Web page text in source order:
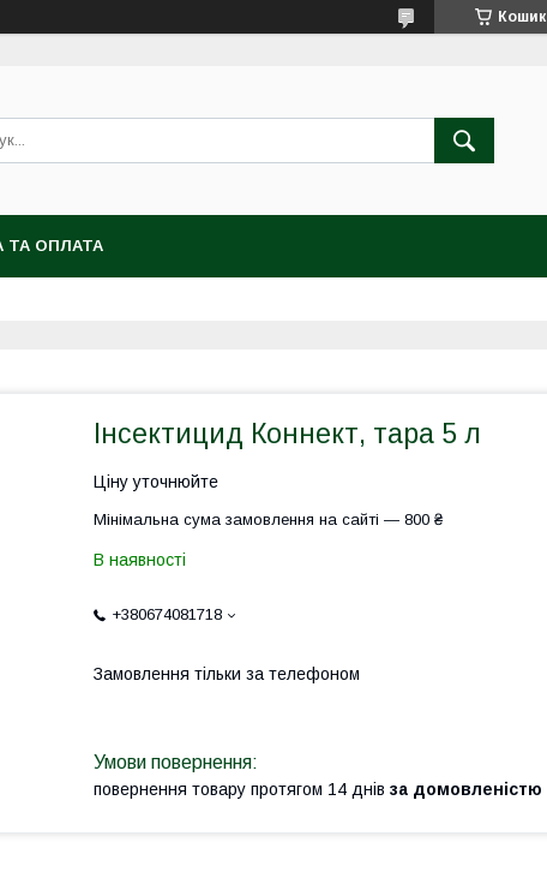
Кошик
ТА ОПЛАТА
Інсектицид Коннект, тара 5 л
Ціну уточнюйте
Мінімальна сума замовлення на сайті — 800 ₴
В наявності
+380674081718
Замовлення тільки за телефоном
повернення товару протягом 14 днів за домовленістю